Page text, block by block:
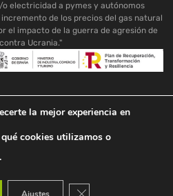
electricidad a pymes y autónomos
de los precios del gas natural
el impacto de la guerra de agresión de
Ucrania."
la mejor experiencia en
cookies utilizamos o
.
Cerrar el banner de